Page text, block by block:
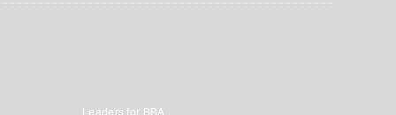
Leaders for BBA